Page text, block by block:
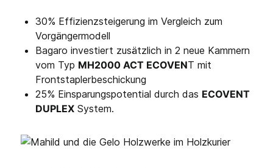
30% Effizienzsteigerung im Vergleich zum
Vorgängermodell
Bagaro investiert zusätzlich in 2 neue Kammern
vom Typ MH2000 ACT ECOVENT mit
Frontstaplerbeschickung
25% Einsparungspotential durch das ECOVENT
DUPLEX System.